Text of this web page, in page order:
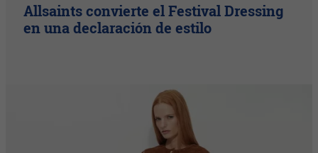
Allsaints convierte el Festival Dressing
en una declaración de estilo